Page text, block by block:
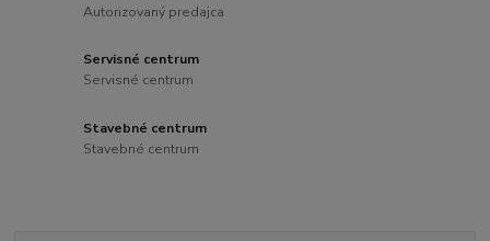
Autorizovaný predajca
Servisné centrum
Servisné centrum
Stavebné centrum
Stavebné centrum